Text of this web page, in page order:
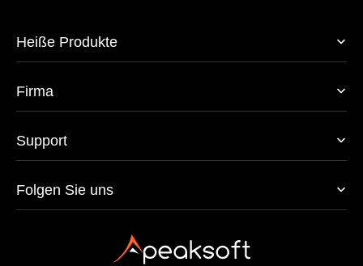
Heiße Produkte
Firma
Support
Folgen Sie uns